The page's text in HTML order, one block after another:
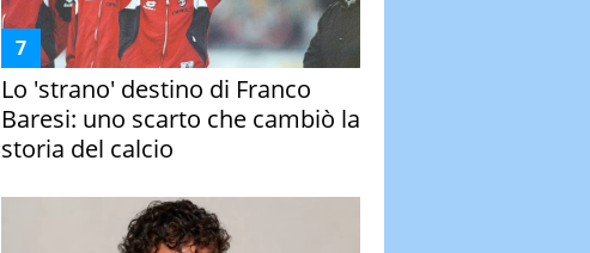
Lo 'strano' destino di Franco
Baresi: uno scarto che cambiò la
storia del calcio